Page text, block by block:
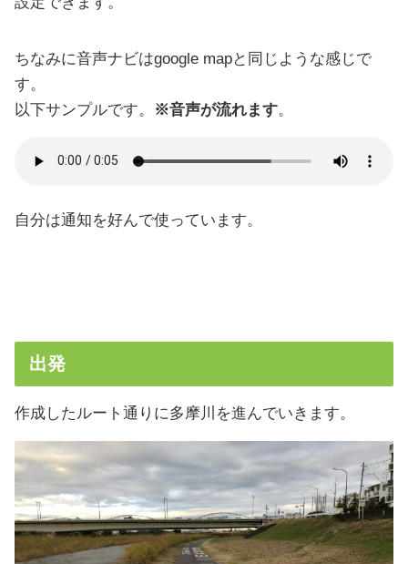
ちなみに音声ナビはgoogle mapと同じような感じで
す。
以下サンプルです。
※音声が流れます。
自分は通知を好んで使っています。
出発
作成したルート通りに多摩川を進んでいきます。